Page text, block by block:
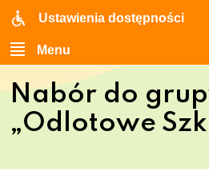
Ustawienia dostępności
Menu
Nabór do
„Odlotowe